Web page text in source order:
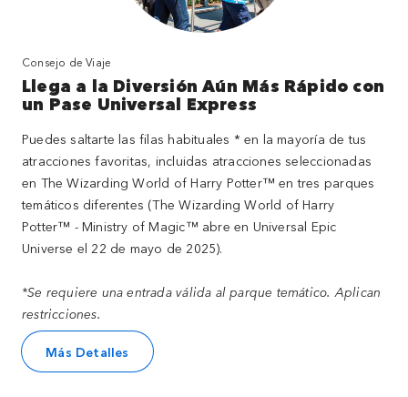
Consejo de Viaje
Llega a la Diversión Aún Más Rápido con
un Pase Universal Express
Puedes saltarte las filas habituales * en la mayoría de tus
atracciones favoritas, incluidas atracciones seleccionadas
en The Wizarding World of Harry Potter™ en tres parques
temáticos diferentes (The Wizarding World of Harry
Potter™ - Ministry of Magic™ abre en Universal Epic
Universe el 22 de mayo de 2025).
*Se requiere una entrada válida al parque temático. Aplican
restricciones.
Más Detalles